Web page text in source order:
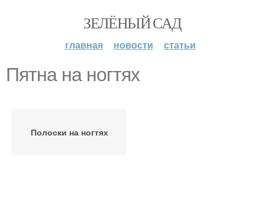
ЗЕЛЁНЫЙ САД
главная новости статьи
Пятна на ногтях
Полоски на ногтях